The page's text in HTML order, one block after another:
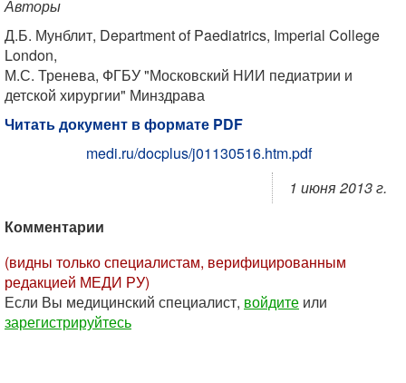
Авторы
Д.Б. Мунблит, Department of Paediatrics, Imperial College
London,
М.С. Тренева, ФГБУ "Московский НИИ педиатрии и
детской хирургии" Минздрава
Читать документ в формате PDF
medi.ru/docplus/j01130516.htm.pdf
1 июня 2013 г.
Комментарии
(видны только специалистам, верифицированным
редакцией МЕДИ РУ)
Если Вы медицинский специалист, войдите или
зарегистрируйтесь